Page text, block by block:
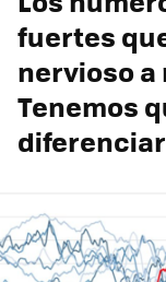
fuertes
nervioso a
Tenemos